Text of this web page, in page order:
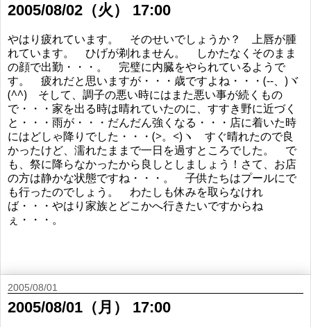
2005/08/02（火） 17:00
やはり疲れています。 そのせいでしょうか？ 上唇が腫
れています。 ひげが剃れません。 しかたなくそのまま
の顔で出勤・・・。 完璧に内臓をやられているようで
す。 疲れだと思いますが・・・歳ですよね・・・(--、)ヾ
(^^) そして、調子の悪い時にはまた悪い事が続くもの
で・・・家を出る時は晴れていたのに、すすき野に近づく
と・・・雨が・・・だんだん強くなる・・・店に着いた時
にはどしゃ降りでした・・・(>。<)ヽ すぐ晴れたので良
かったけど、濡れたままで一日を過すところでした。 で
も、祭に降らなかったから良しとしましょう！さて、お店
の方は静かな状態ですね・・・。 子供たちはプールにで
も行ったのでしょう。 わたしも休みを取らなけれ
ば・・・やはり家族とどこかへ行きたいですからね
ぇ・・・。
2005/08/01
2005/08/01（月） 17:00